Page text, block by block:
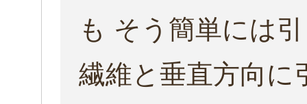
も そう簡単には
繊維と垂直方向に